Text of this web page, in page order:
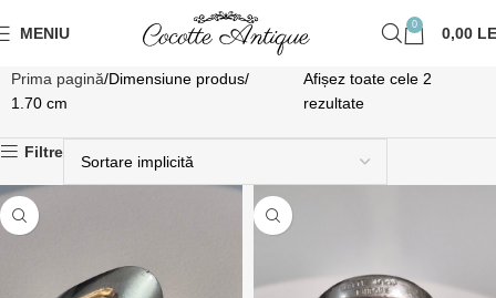
MENIU 0 0,00
Prima pagină Dimensiune produs
1.70 cm
Afișez toate cele 2
rezultate
Filtre